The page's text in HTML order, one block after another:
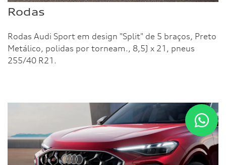
Rodas
Rodas Audi Sport em design "Split" de 5 braços, Preto
Metálico, polidas por torneam., 8,5J x 21, pneus
255/40 R21.